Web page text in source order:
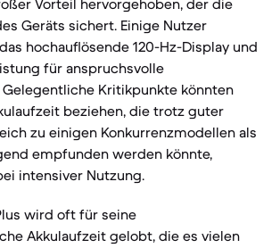
Vorteil hervorgehoben, der die
Geräts sichert. Einige Nutzer
hochauflösende 120-Hz-Display und
für anspruchsvolle
Kritikpunkte könnten
beziehen, die trotz guter
zu einigen Konkurrenzmodellen als
empfunden werden könnte,
intensiver Nutzung.
wird oft für seine
Akkulaufzeit gelobt, die es vielen